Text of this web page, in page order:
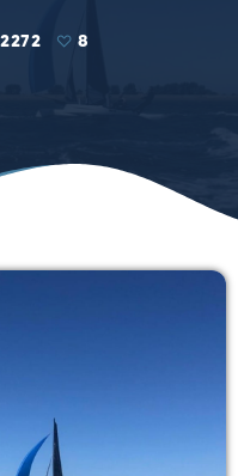
2272 8